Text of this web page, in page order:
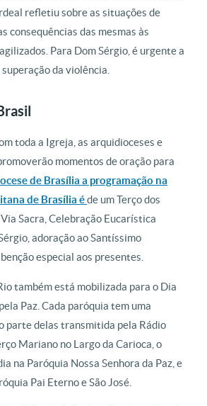
refletiu sobre as situações de
consequências das mesmas às
Para Dom Sérgio, é urgente a
da violência.
toda a Igreja, as arquidioceses e
momentos de oração para
de Brasília a programação na
de Brasília éde um Terço dos
Sacra, Celebração Eucarística
adoração ao Santíssimo
especial aos presentes.
também está mobilizada para o Dia
Paz. Cada paróquia tem uma
parte delas transmitida pela Rádio
Mariano no Largo da Carioca, o
na Paróquia Nossa Senhora da Paz, e
Pai Eterno e São José.